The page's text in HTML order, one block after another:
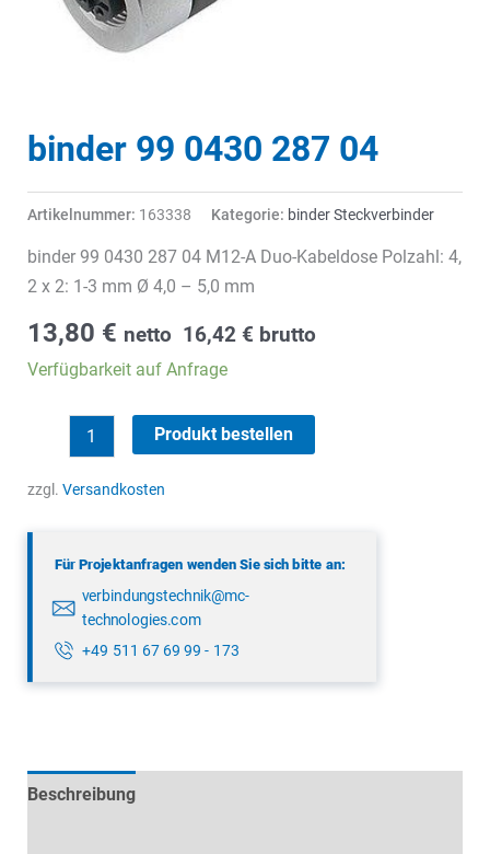
binder 99 0430 287 04
Artikelnummer: 163338 Kategorie: binder Steckverbinder
binder 99 0430 287 04 M12-A Duo-Kabeldose Polzahl: 4,
2 x 2: 1-3 mm Ø 4,0 – 5,0 mm
13,80 € netto 16,42 € brutto
Verfügbarkeit auf Anfrage
0430
Produkt bestellen
zzgl. Versandkosten
Für Projektanfragen wenden Sie sich bitte an:
verbindungstechnik@mc-
technologies.com
+49 511 67 69 99 - 173
Beschreibung